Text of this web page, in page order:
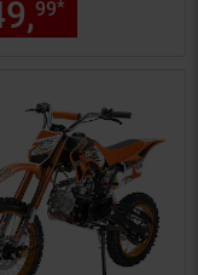
99*